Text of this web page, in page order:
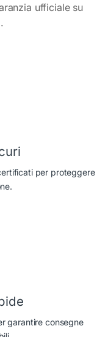
ufficiale su
per proteggere
garantire consegne